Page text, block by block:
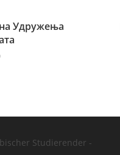
Удружења
Studierender -